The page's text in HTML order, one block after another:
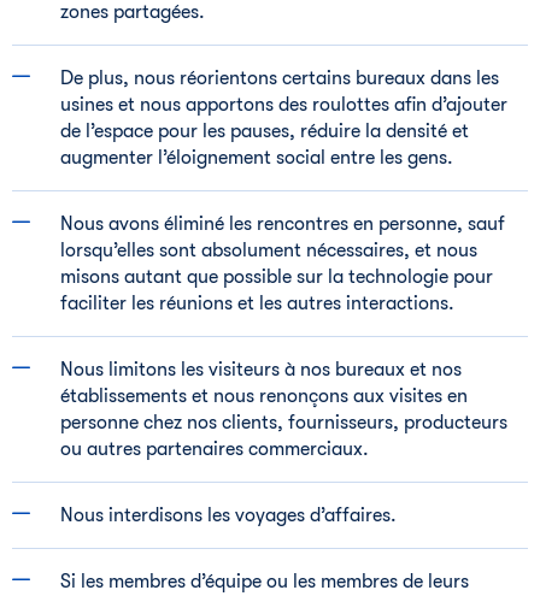
zones partagées.
De plus, nous réorientons certains bureaux dans les
usines et nous apportons des roulottes afin d’ajouter
de l’espace pour les pauses, réduire la densité et
augmenter l’éloignement social entre les gens.
Nous avons éliminé les rencontres en personne, sauf
lorsqu’elles sont absolument nécessaires, et nous
misons autant que possible sur la technologie pour
faciliter les réunions et les autres interactions.
Nous limitons les visiteurs à nos bureaux et nos
établissements et nous renonçons aux visites en
personne chez nos clients, fournisseurs, producteurs
ou autres partenaires commerciaux.
Nous interdisons les voyages d’affaires.
Si les membres d’équipe ou les membres de leurs